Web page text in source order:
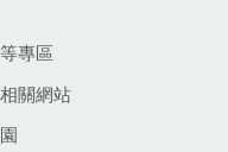
專區
關網站